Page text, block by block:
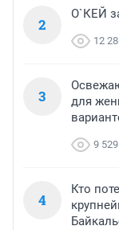
2
О`КЕЙ
12
3
для
9 529
4
Кто